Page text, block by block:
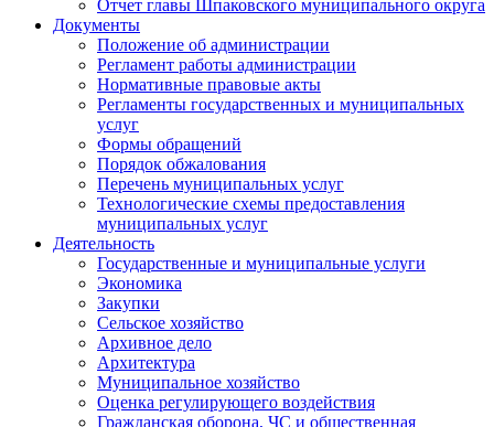
Отчет главы Шпаковского муниципального округа
Документы
Положение об администрации
Регламент работы администрации
Нормативные правовые акты
Регламенты государственных и муниципальных
услуг
Формы обращений
Порядок обжалования
Перечень муниципальных услуг
Технологические схемы предоставления
муниципальных услуг
Деятельность
Государственные и муниципальные услуги
Экономика
Закупки
Сельское хозяйство
Архивное дело
Архитектура
Муниципальное хозяйство
Оценка регулирующего воздействия
Гражданская оборона, ЧС и общественная